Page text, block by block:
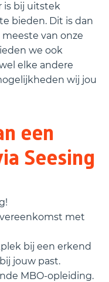
is bij uitstek
bieden. Dit is dan
van onze
we ook
elke andere
wij jou
een
Seesing
met
bij een erkend
jouw past.
MBO-opleiding.